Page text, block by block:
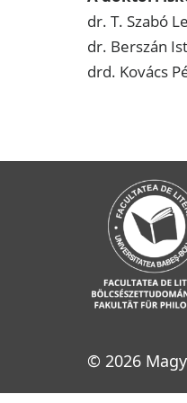
dr. T. Szabó
dr. Berszán
drd. Kovács
© 2026